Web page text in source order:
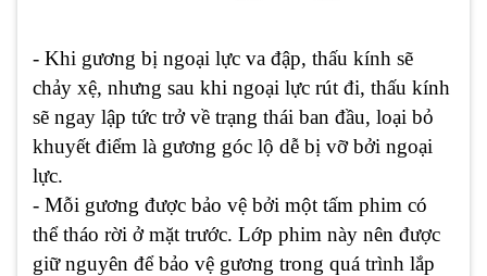
- Khi gương bị ngoại lực va đập, thấu kính sẽ
chảy xệ, nhưng sau khi ngoại lực rút đi, thấu kính
sẽ ngay lập tức trở về trạng thái ban đầu, loại bỏ
khuyết điểm là gương góc lộ dễ bị vỡ bởi ngoại
lực.
- Mỗi gương được bảo vệ bởi một tấm phim có
thể tháo rời ở mặt trước. Lớp phim này nên được
giữ nguyên để bảo vệ gương trong quá trình lắp